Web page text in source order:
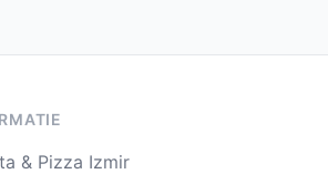
& Pizza Izmir